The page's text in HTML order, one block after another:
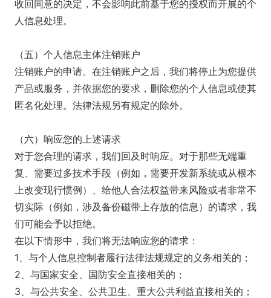
收回同意的决定，不会影响此前基于您的授权而开展的个
人信息处理。
（五）个人信息主体注销账户
注销账户的申请。在注销账户之后，我们将停止为您提供
产品或服务，并依据您的要求，删除您的个人信息或使其
匿名化处理。法律法规另有规定的除外。
（六）响应您的上述请求
对于您合理的请求，我们回及时响应。对于那些无端重
复、需要过多技术手段（例如，需要开发新系统或从根本
上改变现行惯例）、给他人合法权益带来风险或者非常不
切实际（例如，涉及备份磁带上存放的信息）的请求，我
们可能会予以拒绝。
在以下情形中，我们将无法响应您的请求：
1、与个人信息控制者履行法律法规规定的义务相关的；
2、与国家安全、国防安全直接相关的；
3、与公共安全、公共卫生、重大公共利益直接相关的；